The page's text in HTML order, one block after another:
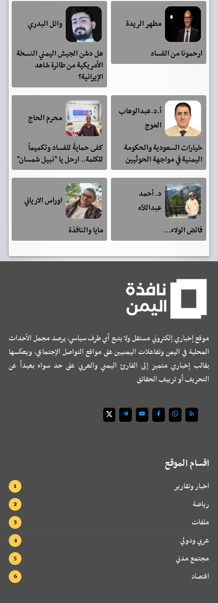
مطهر الريدة
ارحمونا من الفساد
وائل البدري
هل دشن الجيش اليمني النسخة
الأمريكية من طائرة شاهد
الإيرانية؟
أ.د.عبدالوهاب
العوج
خيارات السعودية والحكومة
اليمنية في مواجهة الحوثيين
محرم الحاج
كفى حمايةً للفساد وتكميماً
للكلمة.. ارحل يا "نبيل شمسان"
د. أحمد
عبداللآه
فائض الولاء…
اوراس الارياني
مايا والنافذة
موقع إخباري إلكتروني مستقل ولا يتبع أي طرف سياسي، يرصد مجمل الأحداث
المحلية في اليمن وتفاعلات اليمنيين على مواقع التواصل الإجتماعي، ويعكسها
بقالب إخباري متميز إلى القارئ اليمني والعربي على حد سواء بعيداً عن
التحريف أو تزييف الحقائق
اقسام الموقع
اخبار وتقارير
رياضة
ملفات
عربي ودولي
مجتمع مدني
اقتصاد